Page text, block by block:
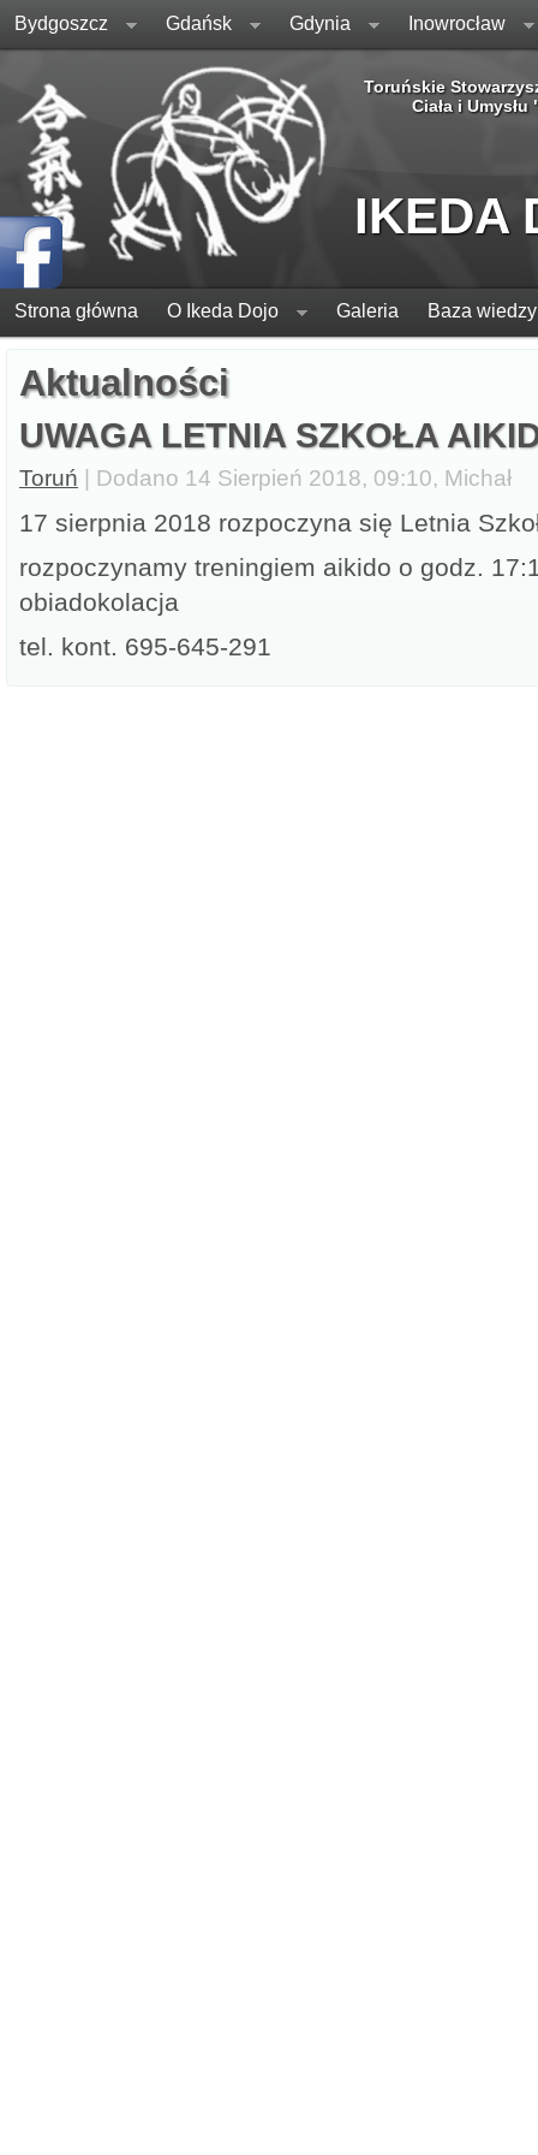
Bydgoszcz Gdańsk Gdynia Inowrocław
Toruńskie
Ciała i Umysłu
IKEDA
Strona główna O Ikeda Dojo Galeria Baza wiedzy
Aktualności
UWAGA LETNIA SZKOŁA
Toruń | Dodano 14 Sierpień 2018, 09:10, Michał
17 sierpnia 2018 rozpoczyna się Letnia
rozpoczynamy treningiem aikido o godz.
obiadokolacja
tel. kont. 695-645-291